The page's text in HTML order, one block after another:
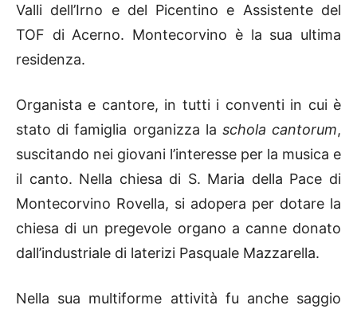
Valli dell’Irno e del Picentino e Assistente del
TOF di Acerno. Montecorvino è la sua ultima
residenza.
Organista e cantore, in tutti i conventi in cui è
stato di famiglia organizza la schola cantorum,
suscitando nei giovani l’interesse per la musica e
il canto. Nella chiesa di S. Maria della Pace di
Montecorvino Rovella, si adopera per dotare la
chiesa di un pregevole organo a canne donato
dall’industriale di laterizi Pasquale Mazzarella.
Nella sua multiforme attività fu anche saggio